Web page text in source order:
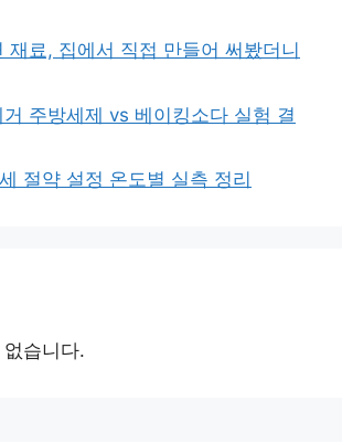
재료, 집에서 직접 만들어 써봤더니
주방세제 vs 베이킹소다 실험 결
절약 설정 온도별 실측 정리
습니다.